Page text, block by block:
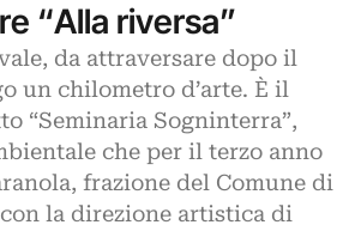
“Alla riversa”
da attraversare dopo il
un chilometro d’arte. È il
“Seminaria Sogninterra”,
che per il terzo anno
frazione del Comune di
la direzione artistica di